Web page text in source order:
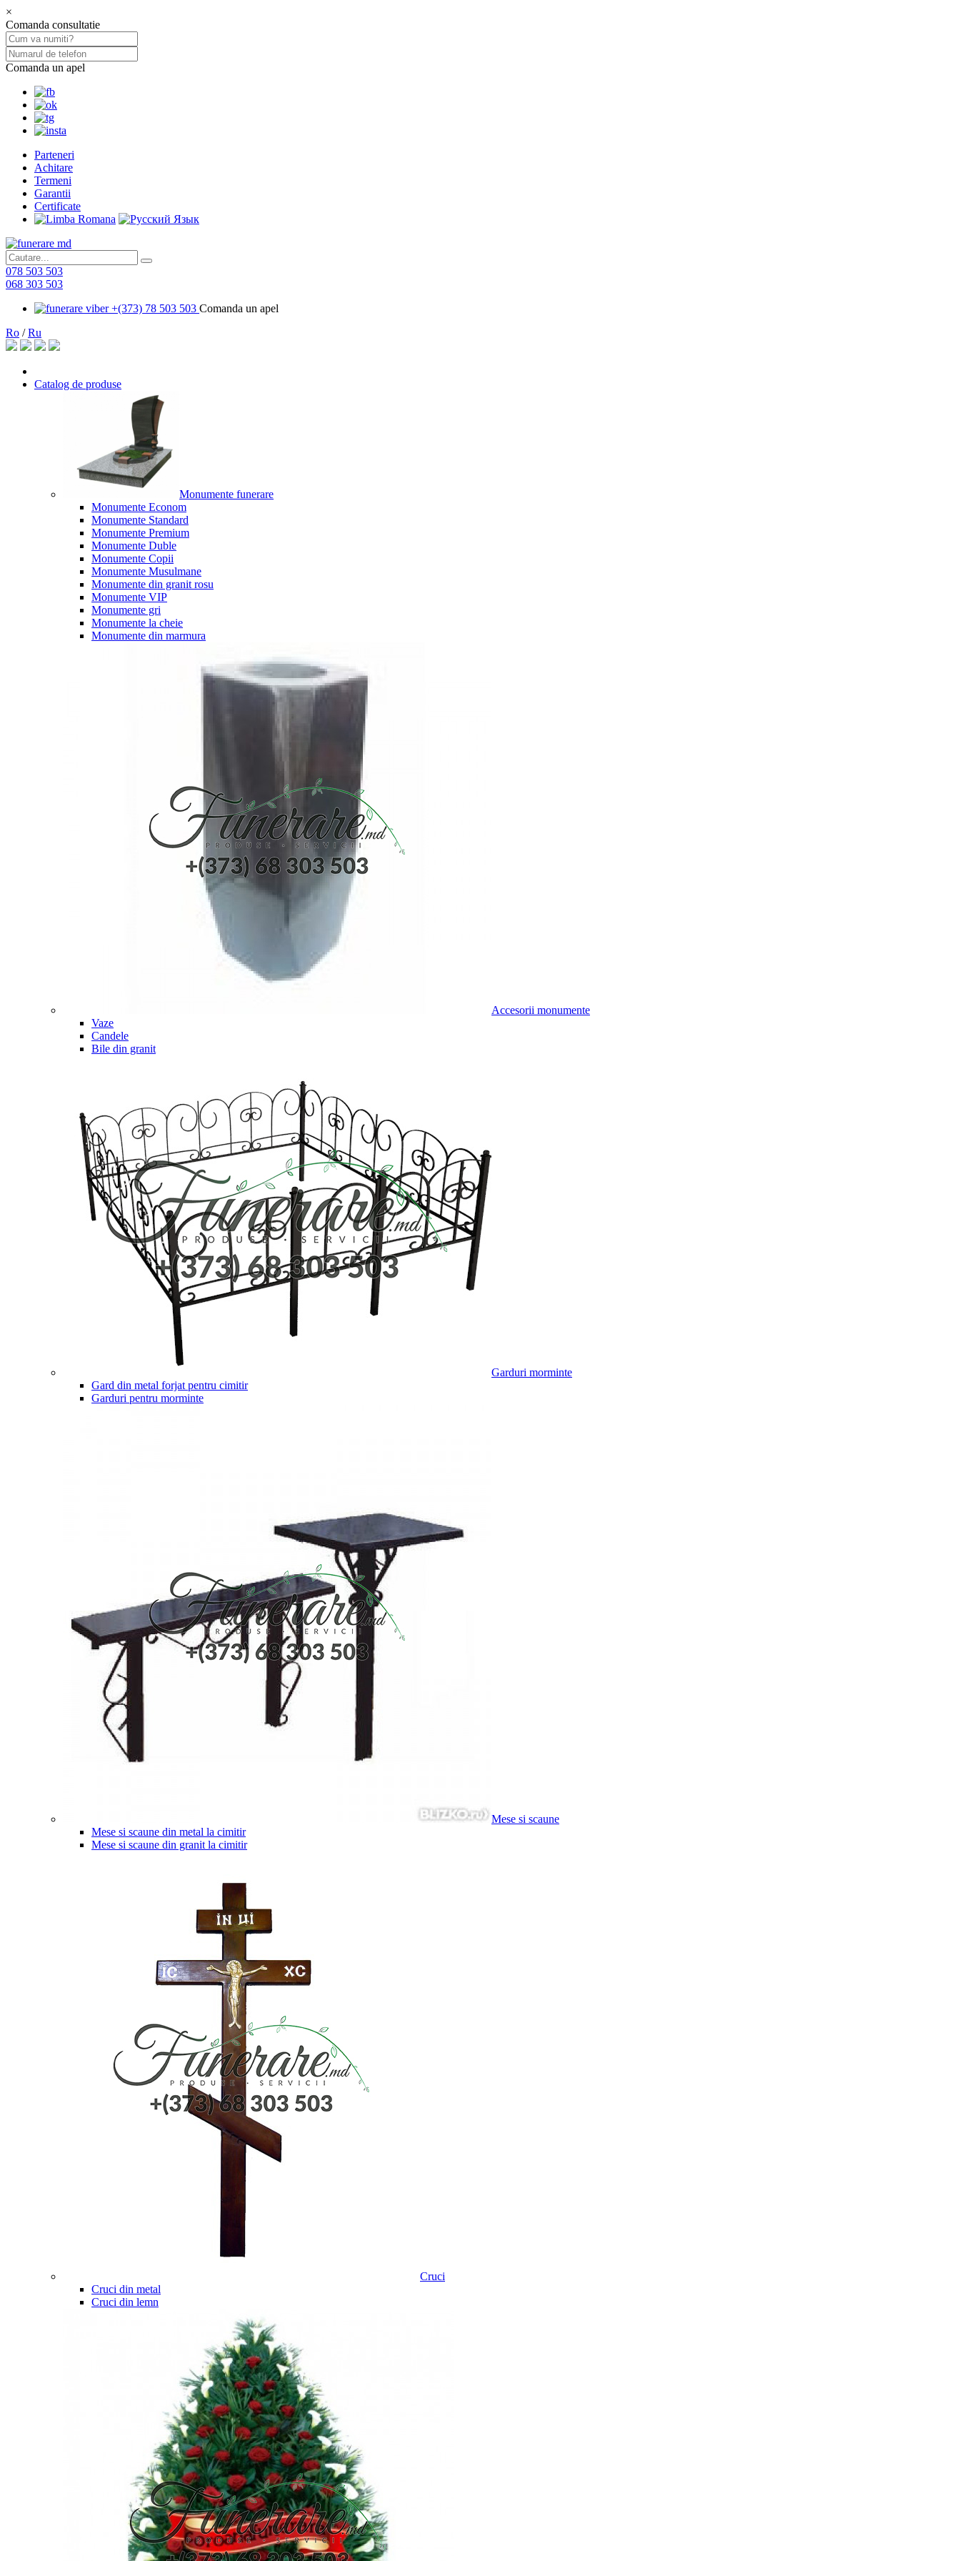
×
Comanda consultatie
Comanda un apel
Parteneri
Achitare
Termeni
Garantii
Certificate
078 503 503
068 303 503
+(373) 78 503 503 Comanda un apel
Ro /Ru
Catalog de produse
Monumente funerare
Monumente Econom
Monumente Standard
Monumente Premium
Monumente Duble
Monumente Copii
Monumente Musulmane
Monumente din granit rosu
Monumente VIP
Monumente gri
Monumente la cheie
Monumente din marmura
Accesorii monumente
Vaze
Candele
Bile din granit
Garduri morminte
Gard din metal forjat pentru cimitir
Garduri pentru morminte
Mese si scaune
Mese si scaune din metal la cimitir
Mese si scaune din granit la cimitir
Cruci
Cruci din metal
Cruci din lemn